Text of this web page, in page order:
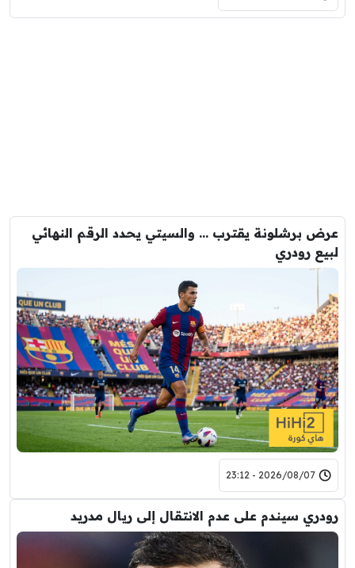
عرض برشلونة يقترب … والسيتي يحدد الرقم النهائي
لبيع رودري
2026/08/07 - 23:12
رودري سيندم على عدم الانتقال إلى ريال مدريد